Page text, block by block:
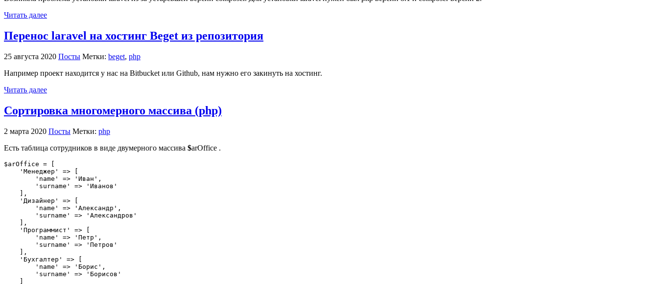
Читать далее
Перенос laravel на хостинг Beget из репозитория
25 августа 2020 Посты Метки: beget, php
Например проект находится у нас на Bitbucket или Github, нам нужно его закинуть на хостинг.
Читать далее
Сортировка многомерного массива (php)
2 марта 2020 Посты Метки: php
Есть таблица сотрудников в виде двумерного массива $arOffice .
$arOffice = [